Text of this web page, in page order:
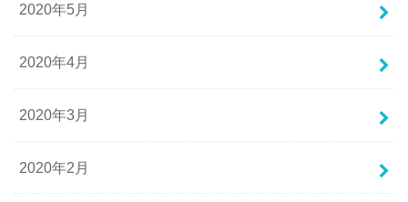
2020年5月
2020年4月
2020年3月
2020年2月